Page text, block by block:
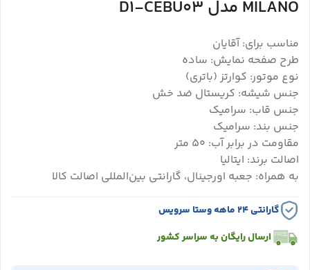
MILANO مدل D1-CEBU03
مناسب برای: آقایان
طرح صفحه نمایش: ساده
نوع موتور: کوارتز (باتری)
جنس شیشه: کریستال ضد خش
جنس قاب: سرامیک
جنس بند: سرامیک
مقاومت در برابر آب: 50 متر
اصالت برند: ایتالیا
به همراه: جعبه اورجینال، گارانتی بین‌المللی اصالت کالا
گارانتی ۲۴ ماهه وستا سرویس
ارسال رایگان به سراسر کشور